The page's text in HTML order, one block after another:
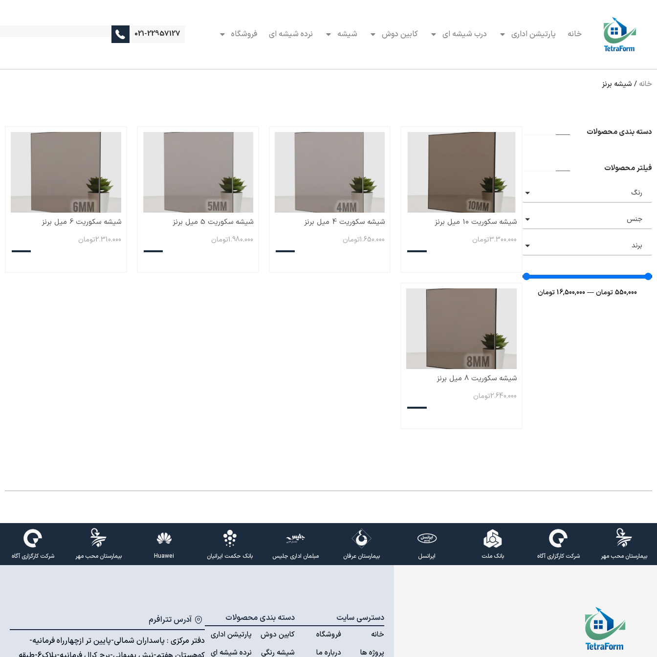
خانه پارتیشن اداری درب شیشه ای کابین دوش شیشه نرده شیشه ای فروشگاه 021-22957127
خانه / شیشه برنز
دسته بندی محصولات
فیلتر محصولات
رنگ
جنس
برند
550,000تومان—
16,500,000تومان
شیشه سکوریت 10 میل برنز
3.300.000تومان
شیشه سکوریت 4 میل برنز
1.650.000تومان
شیشه سکوریت 5 میل برنز
1.980.000تومان
شیشه سکوریت 6 میل برنز
2.310.000تومان
شیشه سکوریت 8 میل برنز
2.640.000تومان
شرکت کارگزاری آگاه بیمارستان محب مهر Huawei بانک حکمت ایرانیان مبلمان اداری جلیس بیمارستان عرفان ایرانسل بانک ملت شرکت کارگزاری آگاه بیمارستان محب مهر
دسترسی سایت
خانه
پروژه ها
فروشگاه
درباره ما
دسته بندی محصولات
کابین دوش
شیشه رنگی
پارتیشن اداری
نرده شیشه ای
آدرس تترافرم
دفتر مرکزی : پاسداران شمالی-پایین تر ازچهارراه فرمانیه-